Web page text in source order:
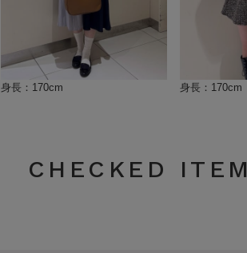
身長：170cm 身長：170cm
CHECKED ITEM